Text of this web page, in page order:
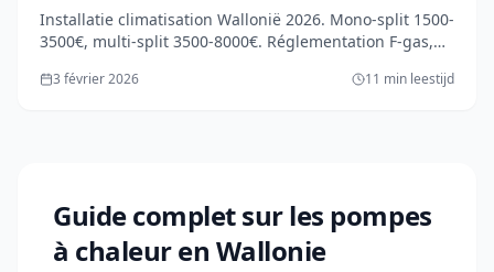
Installatie climatisation Wallonië 2026. Mono-split 1500-
3500€, multi-split 3500-8000€. Réglementation F-gas,
réversible.
3 février 2026 11 min leestijd
Guide complet sur les pompes
à chaleur en Wallonie